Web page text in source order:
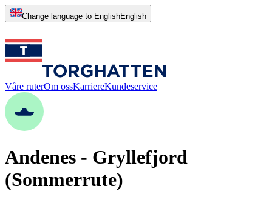
Change language to EnglishEnglish
Våre ruterOm ossKarriereKundeservice
Andenes - Gryllefjord
(Sommerrute)